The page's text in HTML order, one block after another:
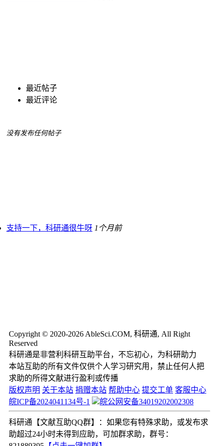
最近帖子
最近评论
没有发布任何帖子
支持一下，科研通很牛呀 1个月前
Copyright © 2020-2026 AbleSci.COM, 科研通, All Right
Reserved
科研通是非营利科研互助平台，不忘初心，为科研助力
本站互助的所有文件仅供个人学习研究用，禁止任何人把
求助的所得文献进行盈利或传播
版权声明 关于本站 捐赠本站 帮助中心 提交工单 客服中心
皖ICP备2024041134号-1
皖公网安备34019202002308
科研通【文献互助QQ群】：如果您有特殊求助，或发布求
助超过24小时未得到应助，可加群求助，群号：